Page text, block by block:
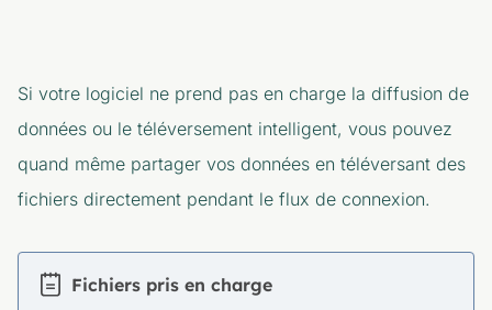
Si votre logiciel ne prend pas en charge la diffusion de
données ou le téléversement intelligent, vous pouvez
quand même partager vos données en téléversant des
fichiers directement pendant le flux de connexion.
Fichiers pris en charge